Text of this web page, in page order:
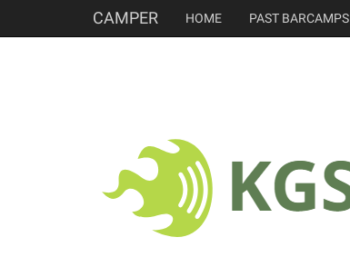
CAMPER HOME PAST BARCAMPS